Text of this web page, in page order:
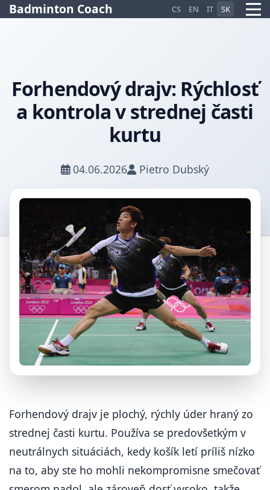
Badminton Coach CS EN IT SK
Forhendový drajv: Rýchlosť
a kontrola v strednej časti
kurtu
04.06.2026 Pietro Dubský
Forhendový drajv je plochý, rýchly úder hraný zo
strednej časti kurtu. Používa se predovšetkým v
neutrálnych situáciách, kedy košík letí príliš nízko
na to, aby ste ho mohli nekompromisne smečovať
Pietro AI Asistent
Online